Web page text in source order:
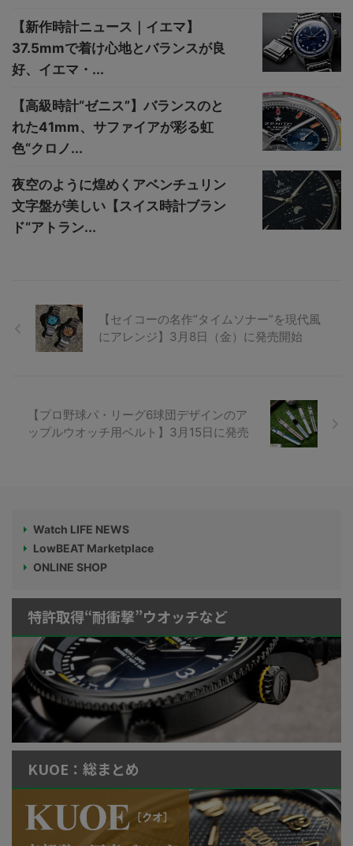
【新作時計ニュース｜イエマ】
37.5mmで着け心地とバランスが良
好、イエマ・...
【高級時計“ゼニス”】バランスのと
れた41mm、サファイアが彩る虹
色“クロノ...
夜空のように煌めくアベンチュリン
文字盤が美しい【スイス時計ブラン
ド“アトラン...
【セイコーの名作“タイムソナー”を現代風
にアレンジ】3月8日（金）に発売開始
【プロ野球パ・リーグ6球団デザインのア
ップルウオッチ用ベルト】3月15日に発売
Watch LIFE NEWS
LowBEAT Marketplace
ONLINE SHOP
特許取得“耐衝撃”ウオッチなど
KUOE：総まとめ